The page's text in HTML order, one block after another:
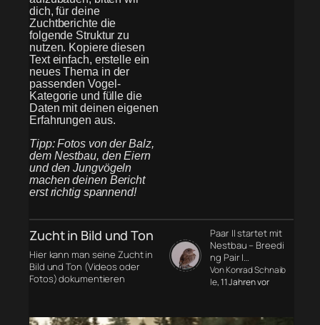
dich, für deine
Zuchtberichte die
folgende Struktur zu
nutzen. Kopiere diesen
Text einfach, erstelle ein
neues Thema in der
passenden Vogel-
Kategorie und fülle die
Daten mit deinen eigenen
Erfahrungen aus.
Tipp: Fotos von der Balz,
dem Nestbau, den Eiern
und den Jungvögeln
machen deinen Bericht
erst richtig spannend!
Zucht in Bild und Ton
Hier kann man seine Zucht in
Bild und Ton (Videos oder
Fotos) dokumentieren
Paar II startet mit
Nestbau – Breedi
ng Pair I…
Von Konrad Schnaib
le, 11 Jahren vor